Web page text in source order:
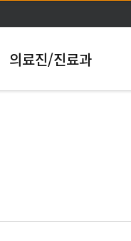
의료진/진료과